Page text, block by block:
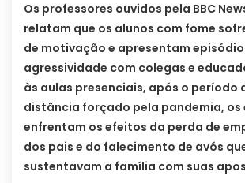
Os professores ouvidos pela BBC
relatam que os alunos com fome
de motivação e apresentam
agressividade com colegas e
às aulas presenciais, após o período
distância forçado pela pandemia, os
enfrentam os efeitos da perda de
dos pais e do falecimento de avós
sustentavam a família com suas